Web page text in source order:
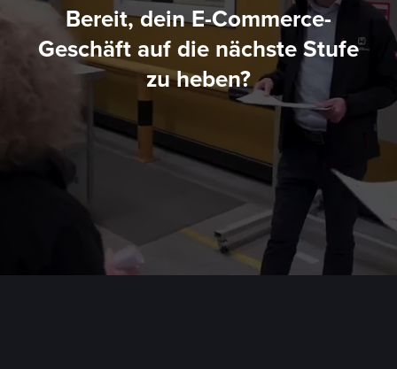
Bereit, dein E-Commerce-
Geschäft auf die nächste Stufe
zu heben?